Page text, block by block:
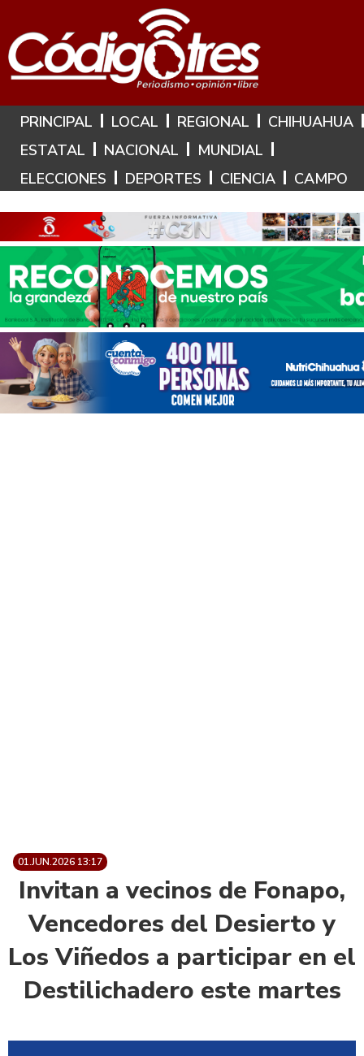
Hoy es: 10 de Agosto de 2026
PRINCIPAL LOCAL REGIONAL
CHIHUAHUA
ESTATAL
NACIONAL
MUNDIAL
ELECCIONES
DEPORTES CIENCIA CAMPO
01.JUN.2026 13:17
Invitan a vecinos de Fonapo,
Vencedores del Desierto y
Los Viñedos a participar en el
Destilichadero este martes